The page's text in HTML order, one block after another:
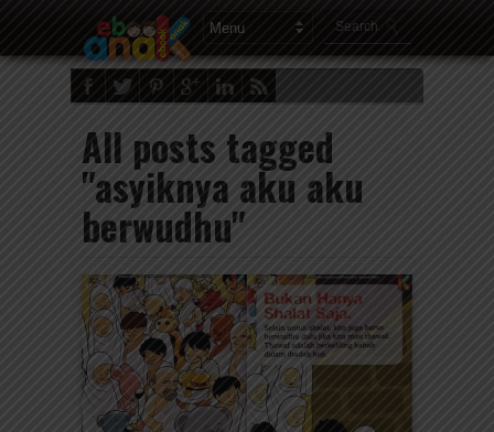
All posts tagged
"asyiknya aku aku
berwudhu"